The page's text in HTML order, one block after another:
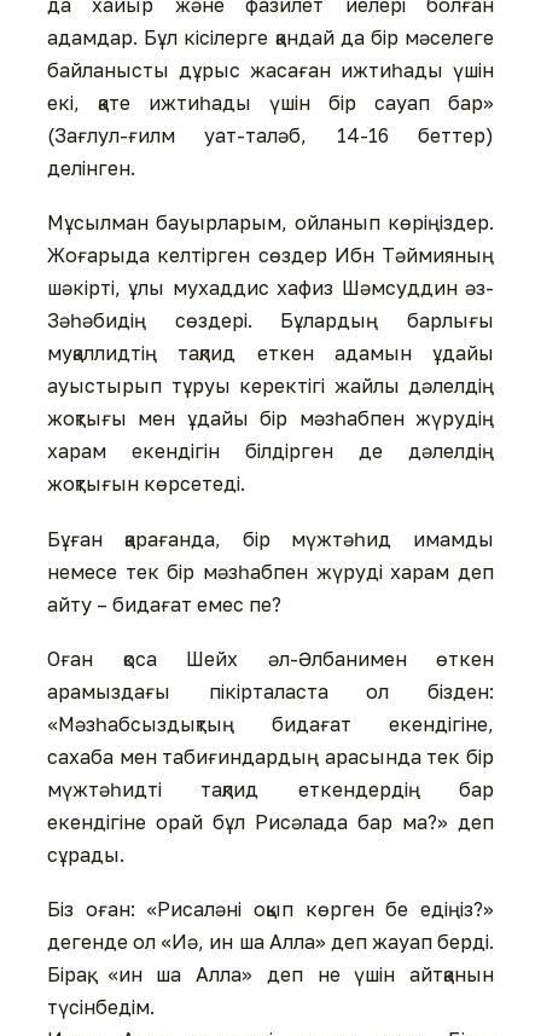
адамдар. Бұл кісілерге қандай да бір мәселеге
байланысты дұрыс жасаған ижтиһады үшін
екі, қате ижтиһады үшін бір сауап бар»
(Зағлул-ғилм уат-таләб, 14-16 беттер)
делінген.
Мұсылман бауырларым, ойланып көріңіздер.
Жоғарыда келтірген сөздер Ибн Тәймияның
шәкірті, ұлы мухаддис хафиз Шәмсуддин әз-
Зәһәбидің сөздері. Бұлардың барлығы
муқаллидтің тақлид еткен адамын ұдайы
ауыстырып тұруы керектігі жайлы дәлелдің
жоқтығы мен ұдайы бір мәзһабпен жүрудің
харам екендігін білдірген де дәлелдің
жоқтығын көрсетеді.
Бұған қарағанда, бір мүжтәһид имамды
немесе тек бір мәзһабпен жүруді харам деп
айту – бидағат емес пе?
Оған қоса Шейх әл-Әлбанимен өткен
арамыздағы пікірталаста ол бізден:
«Мәзһабсыздықтың бидағат екендігіне,
сахаба мен табиғиндардың арасында тек бір
мүжтәһидті тақлид еткендердің бар
екендігіне орай бұл Рисәлада бар ма?» деп
сұрады.
Біз оған: «Рисаләні оқып көрген бе едіңіз?»
дегенде ол «Иә, ин ша Алла» деп жауап берді.
Бірақ, «ин ша Алла» деп не үшін айтқанын
түсінбедім.